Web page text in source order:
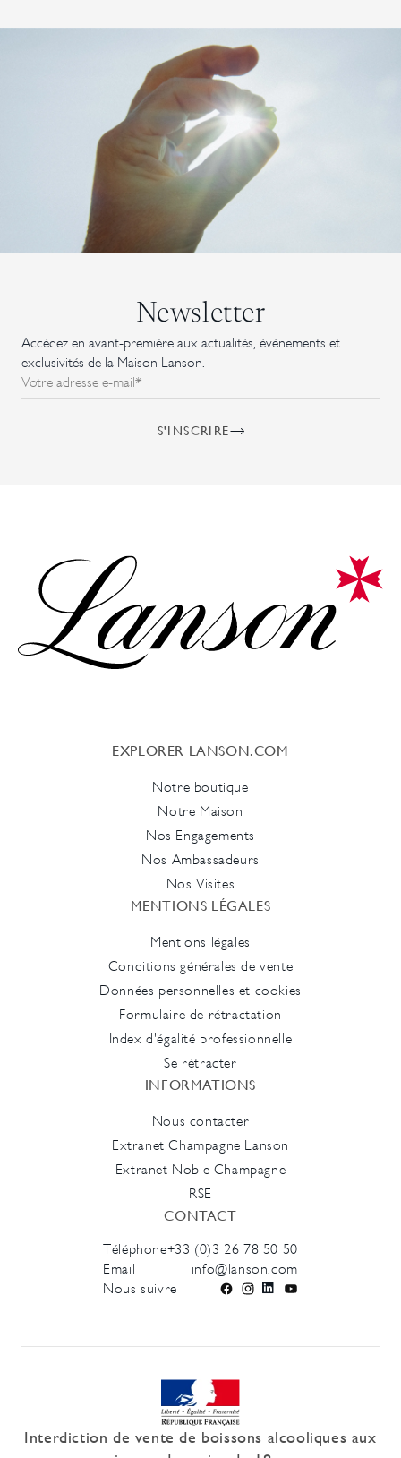
Newsletter
Accédez en avant-première aux actualités, événements et
exclusivités de la Maison Lanson.
Votre adresse e-mail*
S'INSCRIRE
EXPLORER LANSON.COM
Notre boutique
Notre Maison
Nos Engagements
Nos Ambassadeurs
Nos Visites
MENTIONS LÉGALES
Mentions légales
Conditions générales de vente
Données personnelles et cookies
Formulaire de rétractation
Index d'égalité professionnelle
Se rétracter
INFORMATIONS
Nous contacter
Extranet Champagne Lanson
Extranet Noble Champagne
RSE
CONTACT
Téléphone+33 (0)3 26 78 50 50
Email
info@lanson.com
Nous suivre
FacebookInstagramLinkedInYouTube
Interdiction de vente de boissons alcooliques aux